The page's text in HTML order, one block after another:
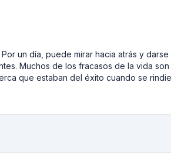
un día, puede mirar hacia atrás y darse
Muchos de los fracasos de la vida son
que estaban del éxito cuando se